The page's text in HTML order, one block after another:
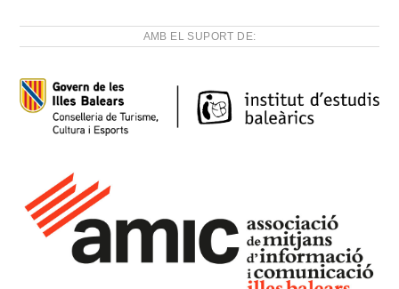
AMB EL SUPORT DE: